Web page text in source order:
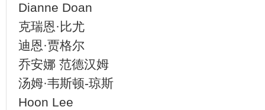
Dianne Doan
克瑞恩·比尤
迪恩·贾格尔
乔安娜 范德汉姆
汤姆·韦斯顿-琼斯
Hoon Lee